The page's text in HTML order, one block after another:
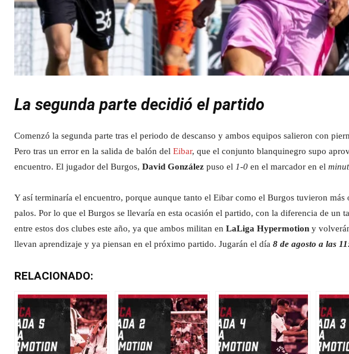
La segunda parte decidió el partido
Comenzó la segunda parte tras el periodo de descanso y ambos equipos salieron con
Pero tras un error en la salida de balón del Eibar, que el conjunto blanquinegro supo
encuentro. El jugador del Burgos, David González puso el 1-0 en el marcador en el
Y así terminaría el encuentro, porque aunque tanto el Eibar como el Burgos tuvieron más
palos. Por lo que el Burgos se llevaría en esta ocasión el partido, con la diferencia de un
entre estos dos clubes este año, ya que ambos militan en LaLiga Hypermotion y
llevan aprendizaje y ya piensan en el próximo partido. Jugarán el día 8 de agosto a las
RELACIONADO: